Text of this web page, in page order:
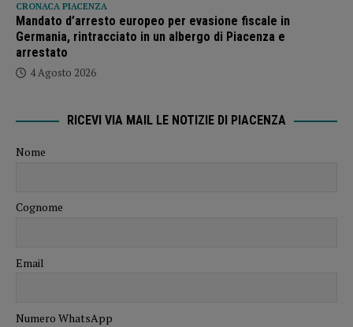
CRONACA PIACENZA
Mandato d’arresto europeo per evasione fiscale in
Germania, rintracciato in un albergo di Piacenza e
arrestato
4 Agosto 2026
RICEVI VIA MAIL LE NOTIZIE DI PIACENZA
Nome
Cognome
Email
Numero WhatsApp